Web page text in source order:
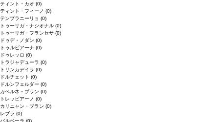
ティント・カオ (0)
ティント・フィーノ (0)
テンプラニーリョ (0)
トゥーリガ・ナシオナル (0)
トゥーリガ・フランセサ (0)
ドゥデ・ノダン (0)
トゥルビアーナ (0)
ドゥレッロ (0)
トラジャデューラ (0)
トリンカデイラ (0)
ドルチェット (0)
ドルンフェルダー (0)
カベルネ・ブラン (0)
トレッビアーノ (0)
カリニャン・ブラン (0)
レブラ (0)